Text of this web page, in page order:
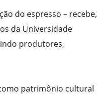
do espresso – recebe,
da Universidade
produtores,
patrimônio cultural